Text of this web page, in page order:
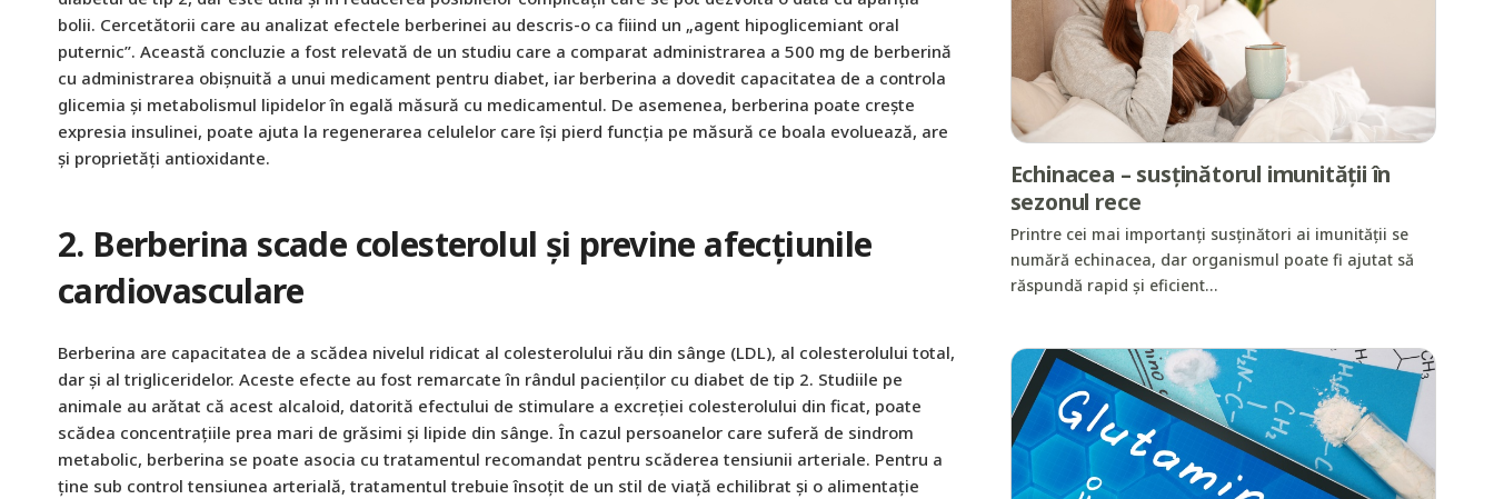
bolii. Cercetătorii care au analizat efectele berberinei au descris-o ca fiiind un „agent hipoglicemiant oral
puternic”. Această concluzie a fost relevată de un studiu care a comparat administrarea a 500 mg de berberină
cu administrarea obișnuită a unui medicament pentru diabet, iar berberina a dovedit capacitatea de a controla
glicemia și metabolismul lipidelor în egală măsură cu medicamentul. De asemenea, berberina poate crește
expresia insulinei, poate ajuta la regenerarea celulelor care își pierd funcția pe măsură ce boala evoluează, are
și proprietăți antioxidante.
2. Berberina scade colesterolul și previne afecțiunile
cardiovasculare
Berberina are capacitatea de a scădea nivelul ridicat al colesterolului rău din sânge (LDL), al colesterolului total,
dar și al trigliceridelor. Aceste efecte au fost remarcate în rândul pacienților cu diabet de tip 2. Studiile pe
animale au arătat că acest alcaloid, datorită efectului de stimulare a excreției colesterolului din ficat, poate
scădea concentrațiile prea mari de grăsimi și lipide din sânge. În cazul persoanelor care suferă de sindrom
metabolic, berberina se poate asocia cu tratamentul recomandat pentru scăderea tensiunii arteriale. Pentru a
ține sub control tensiunea arterială, tratamentul trebuie însoțit de un stil de viață echilibrat și o alimentație
Echinacea – susținătorul imunității în
sezonul rece
Printre cei mai importanți susținători ai imunității se
numără echinacea, dar organismul poate fi ajutat să
răspundă rapid și eficient…